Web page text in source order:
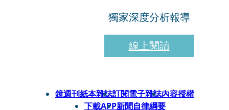
獨家深度分析報導
線上閱讀
鏡週刊紙本雜誌訂閱電子雜誌內容授權
下載APP新聞自律綱要